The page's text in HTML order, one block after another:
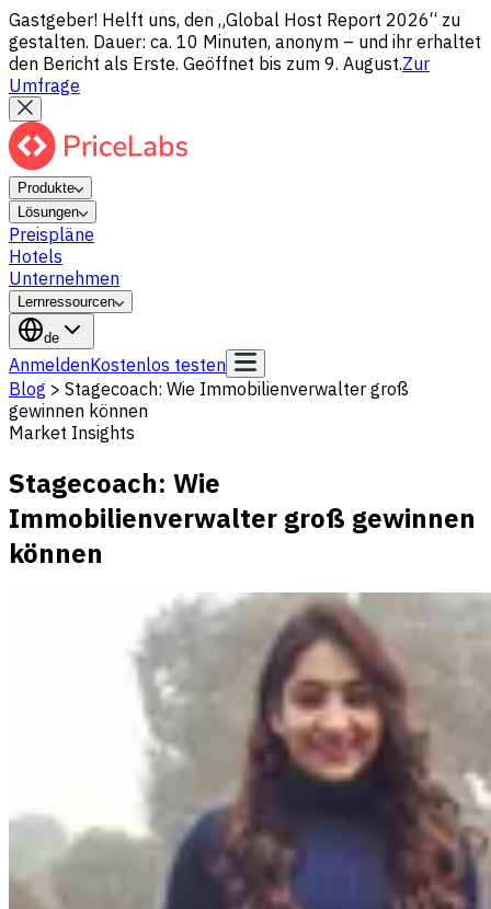
Gastgeber! Helft uns, den „Global Host Report 2026“ zu
gestalten. Dauer: ca. 10 Minuten, anonym – und ihr erhaltet
den Bericht als Erste. Geöffnet bis zum 9. August.Zur
Umfrage
Produkte
Lösungen
Preispläne
Hotels
Unternehmen
Lernressourcen
de
AnmeldenKostenlos testen
Blog > Stagecoach: Wie Immobilienverwalter groß
gewinnen können
Market Insights
Stagecoach: Wie
Immobilienverwalter groß gewinnen
können